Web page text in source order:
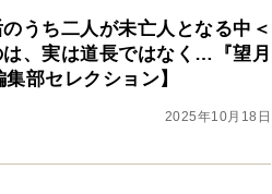
のうち二人が未亡人となる中＜
、実は道長ではなく…『望月
部セレクション】
2025年10月18日